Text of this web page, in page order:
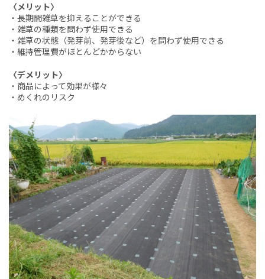
〈メリット〉
・長期間雑草を抑えることができる
・雑草の種類を問わず使用できる
・雑草の状態（発芽前、発芽後など）を問わず使用できる
・維持管理費がほとんどかからない
〈デメリット〉
・商品によって効果が様々
・めくれのリスク